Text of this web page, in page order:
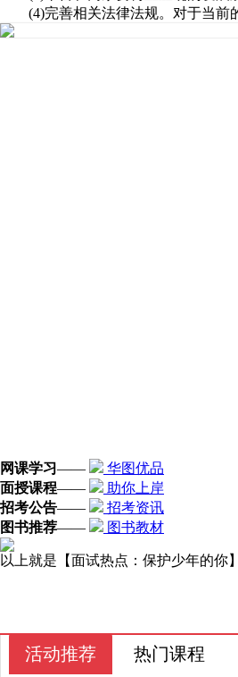
(4)完善相关法律法规。对于当前的
网课学习——
华图优品
面授课程——
助你上岸
招考公告——
招考资讯
图书推荐—— 图书教材
以上就是【面试热点：保护少年的你
活动推荐 热门课程